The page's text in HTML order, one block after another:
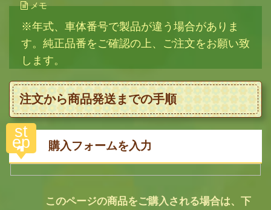
メモ
※年式、車体番号で製品が違う場合がありま
す。純正品番をご確認の上、ご注文をお願い致
します。
注文から商品発送までの手順
st
ep
1 購入フォームを入力
このページの商品をご購入される場合は、下